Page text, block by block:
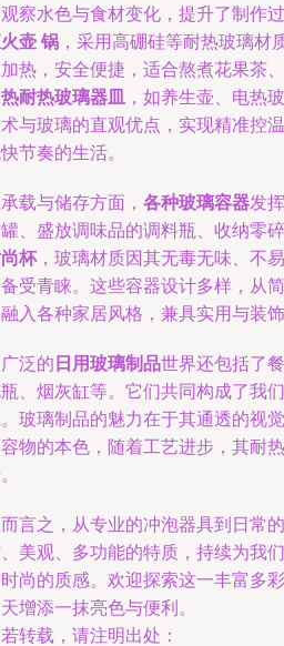
察水色与食材变化，提升了制作
壶 锅 ，采用高硼硅等耐热玻璃材
热，安全便捷，适合熬煮花果茶
耐热玻璃器皿
，如养生壶、电热
与玻璃的直观优点，实现精准控
节奏的生活。
载与储存方面， 各种玻璃容器发
、盛放调味品的调料瓶、收纳零
杯，玻璃材质因其无毒无味、不
受青睐。这些容器设计多样，从
入各种家居风格，兼具实用与装饰
泛的 日用玻璃制品世界还包括了
、烟灰缸等。它们共同构成了我
玻璃制品的魅力在于其通透的视
物的本色，随着工艺进步，其耐
言之，从专业的冲泡器具到日常
美观、多功能的特质，持续为我
尚的质感。欢迎探索这一丰富多
增添一抹亮色与便利。
转载，请注明出处：